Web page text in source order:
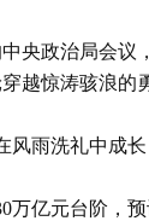
央政治局会议
越惊涛骇浪的
雨洗礼中成长
亿元台阶，